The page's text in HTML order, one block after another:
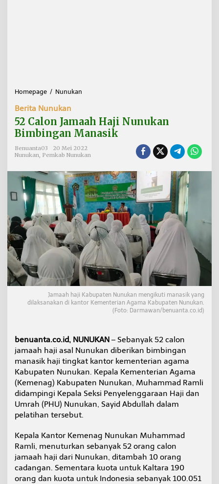
Homepage / Nunukan
a
l
o
J
m
a
a
h
H
a
j
N
u
n
u
k
a
n
B
i
g
a
n
M
a
n
a
s
k
Berita Nunukan
52 Calon Jamaah Haji Nunukan
Bimbingan Manasik
Benuanta03
20 Mei 2022
Nunukan Pemkab Nunukan
Jamaah haji Kabupaten Nunukan mengikuti manasik yang
dilaksanakan di kantor Kementerian Agama Kabupaten Nunukan.
(Foto: Darmawan/benuanta.co.id)
benuanta.co.id, NUNUKAN – Sebanyak 52 calon
jamaah haji asal Nunukan diberikan bimbingan
manasik haji tingkat kantor kementerian agama
Kabupaten Nunukan. Kepala Kementerian Agama
(Kemenag) Kabupaten Nunukan, Muhammad Ramli
didampingi Kepala Seksi Penyelenggaraan Haji dan
Umrah (PHU) Nunukan, Sayid Abdullah dalam
pelatihan tersebut.
Kepala Kantor Kemenag Nunukan Muhammad
Ramli, menuturkan sebanyak 52 orang calon
jamaah haji dari Nunukan, ditambah 10 orang
cadangan. Sementara kuota untuk Kaltara 190
orang dan kuota untuk Indonesia sebanyak 100.051